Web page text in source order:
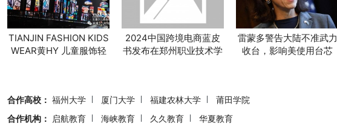
TIANJIN FASHION KIDS
WEAR黄HY 儿童服饰轻
2024中国跨境电商蓝皮
书发布在郑州职业技术学
雷蒙多警告大陆不准武力
收台，影响美使用台芯
合作高校： 福州大学 厦门大学 福建农林大学
莆田学院
合作机构：
启航教育 海峡教育 久久教育 华夏教育